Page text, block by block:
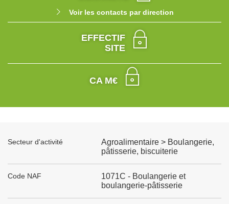
Voir les contacts par direction
EFFECTIF
SITE
CA M€
Secteur d'activité
Agroalimentaire > Boulangerie,
pâtisserie, biscuiterie
Code NAF
1071C - Boulangerie et
boulangerie-pâtisserie